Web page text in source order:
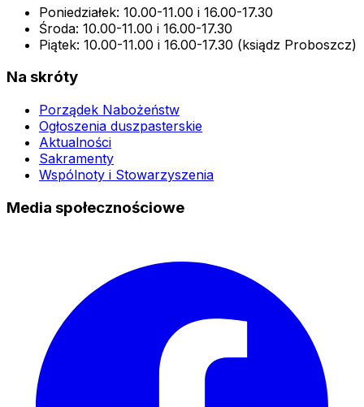
Poniedziałek: 10.00-11.00 i 16.00-17.30
Środa: 10.00-11.00 i 16.00-17.30
Piątek: 10.00-11.00 i 16.00-17.30 (ksiądz Proboszcz)
Na skróty
Porządek Nabożeństw
Ogłoszenia duszpasterskie
Aktualności
Sakramenty
Wspólnoty i Stowarzyszenia
Media społecznościowe